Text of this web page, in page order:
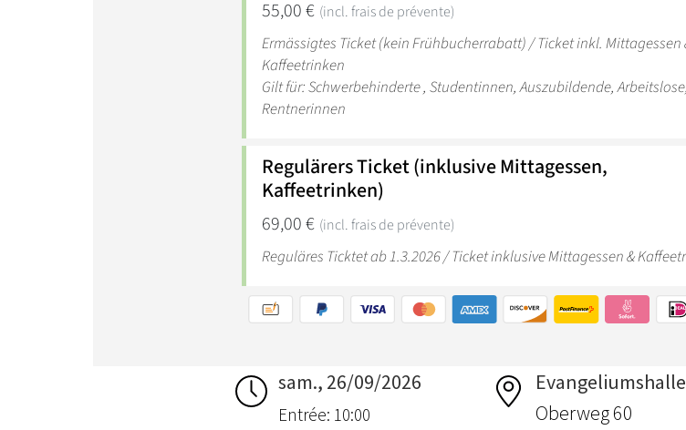
sam., 26/09/2026
Entrée: 10:00
Evangeliumshalle
Oberweg 60